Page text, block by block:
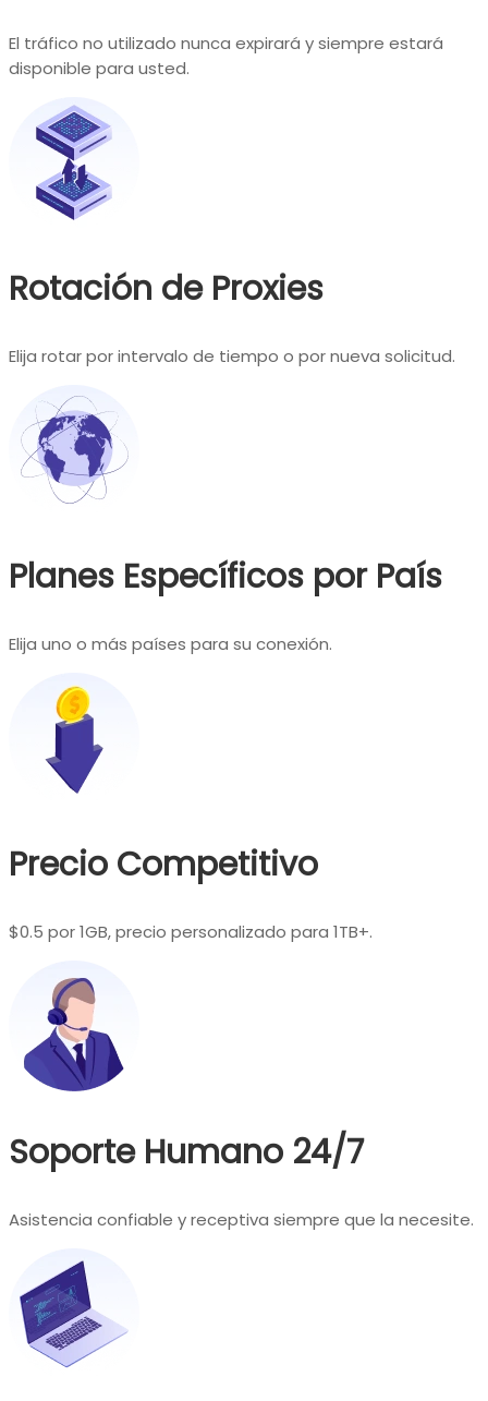
El tráfico no utilizado nunca expirará y siempre estará
disponible para usted.
Rotación de Proxies
Elija rotar por intervalo de tiempo o por nueva solicitud.
Planes Específicos por País
Elija uno o más países para su conexión.
Precio Competitivo
$0.5 por 1GB, precio personalizado para 1TB+.
Soporte Humano 24/7
Asistencia confiable y receptiva siempre que la necesite.